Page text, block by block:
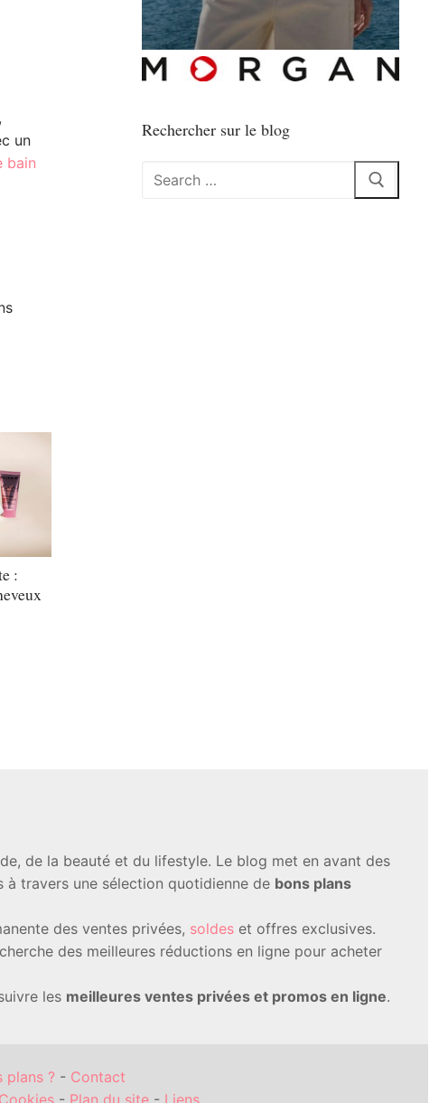
un
bain
:
Rechercher sur le blog
Rechercher
de la beauté et du lifestyle. Le blog met en avant des
à travers une sélection quotidienne de bons plans
des ventes privées, soldes et offres exclusives.
des meilleures réductions en ligne pour acheter
les meilleures ventes privées et promos en ligne.
plans ? - Contact